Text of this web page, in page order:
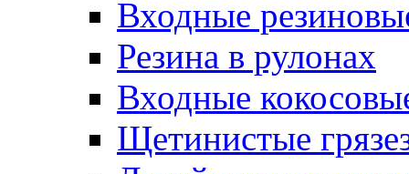
Входные
Резина в рулонах
Входные
Щетинистые